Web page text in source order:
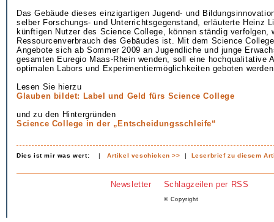
Das Gebäude dieses einzigartigen Jugend- und
selber Forschungs- und Unterrichtsgegenstand, erläuterte Heinz
künftigen Nutzer des Science College, können ständig verfolgen,
Ressourcenverbrauch des Gebäudes ist. Mit dem Science
Angebote sich ab Sommer 2009 an Jugendliche und junge
gesamten Euregio Maas-Rhein wenden, soll eine hochqualitative
optimalen Labors und Experimentiermöglichkeiten geboten
Lesen Sie hierzu
Glauben bildet: Label und Geld fürs Science College
und zu den Hintergründen
Science College in der „Entscheidungsschleife“
Dies ist mir was wert: |Artikel veschicken >> | Leserbrief zu diesem
Newsletter Schlagzeilen per RSS
© Copyright